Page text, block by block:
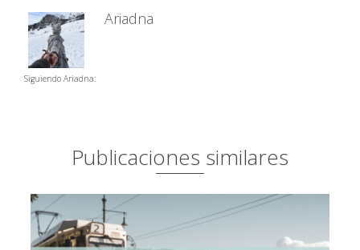
Siguiendo Ariadna:
Ariadna
Publicaciones similares